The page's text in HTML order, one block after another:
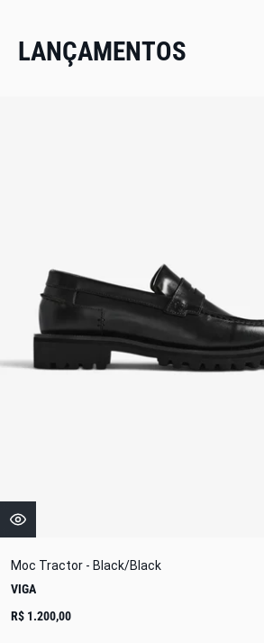
LANÇAMENTOS
Moc Tractor - Black/Black
VIGA
R$ 1.200,00